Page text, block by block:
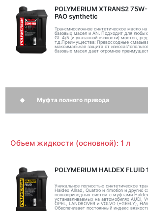
POLYMERIUM XTRANS2
PAO synthetic
Трансмиссионное синтетическое масло
базовых масел и AN. Подходит для
GL 4/5 (и указанной вязкости) мостов,
т.д.Преимущества: Превосходные
максимальная защита от
базовых масел дает огромное
Муфта полного привода
Объем жидкости (основной): 1 л
POLYMERIUM HALDEX FLUID
Уникальное полностью синтетическое
Haldex Allrad, Quattro и 4motion и других
полноприводных систем с муфтами
устанавливаемых на автомобилях AUDI,
OPEL, LANDROVER и VOLVO (+GEELY),
Обеспечивает постоянный индекс